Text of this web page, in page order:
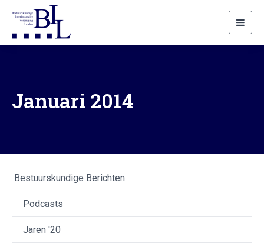
Januari 2014
Bestuurskundige Berichten
Podcasts
Jaren '20